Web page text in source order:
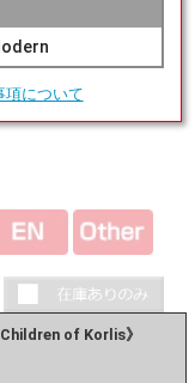
項について
of Korlis》